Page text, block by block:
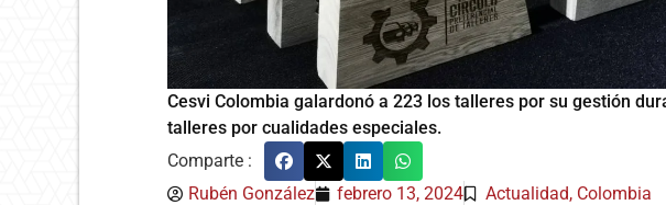
Cesvi Colombia galardonó a 223 los talleres por su gestión
talleres por cualidades especiales.
Comparte :
Rubén González
febrero 13, 2024 Actualidad, Colombia